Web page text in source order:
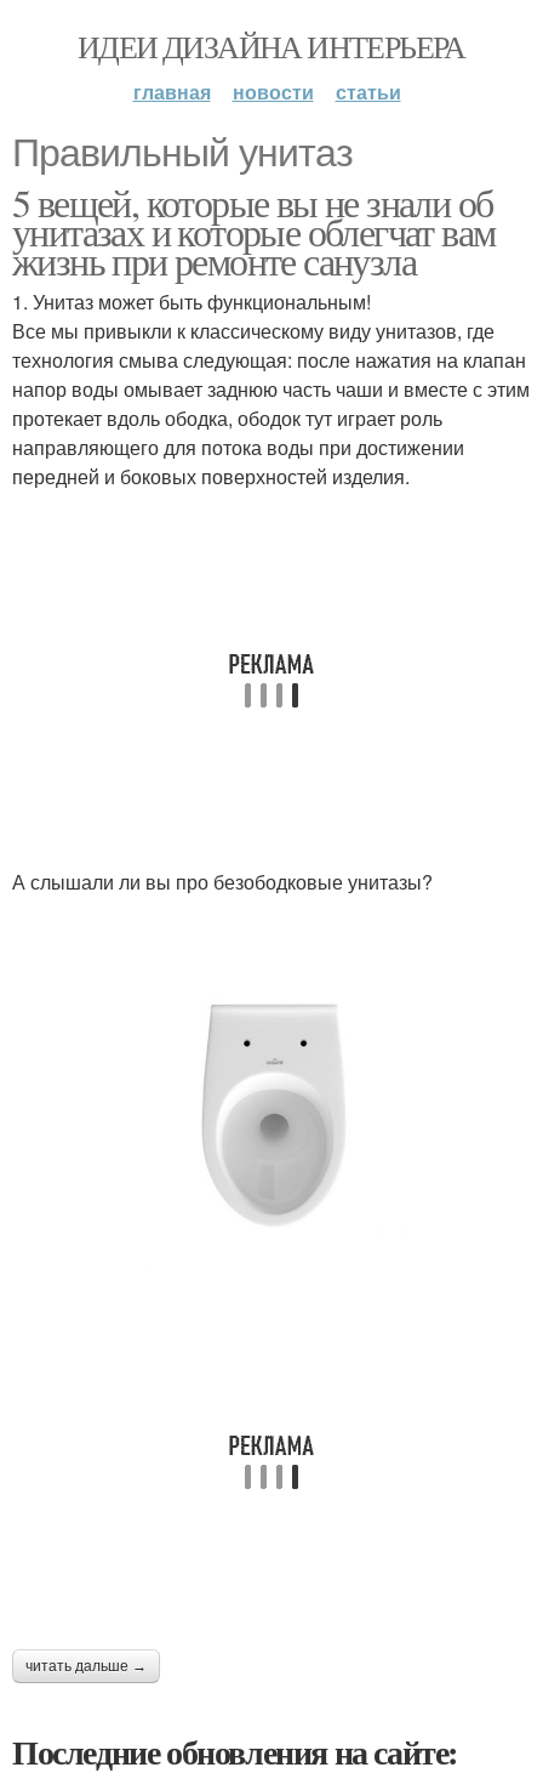
ИДЕИ ДИЗАЙНА ИНТЕРЬЕРА
главная новости статьи
Правильный унитаз
5 вещей, которые вы не знали об
унитазах и которые облегчат вам
жизнь при ремонте санузла
1. Унитаз может быть функциональным!
Все мы привыкли к классическому виду унитазов, где
технология смыва следующая: после нажатия на клапан
напор воды омывает заднюю часть чаши и вместе с этим
протекает вдоль ободка, ободок тут играет роль
направляющего для потока воды при достижении
передней и боковых поверхностей изделия.
А слышали ли вы про безободковые унитазы?
читать дальше →
Последние обновления на сайте: